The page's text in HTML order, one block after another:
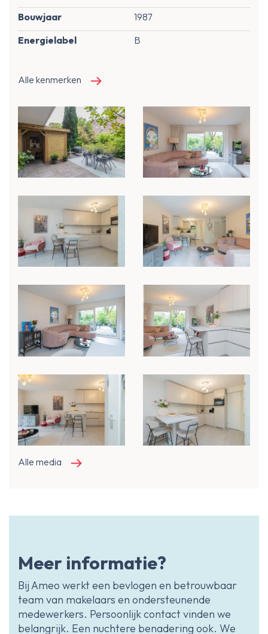
Bouwjaar
1987
Energielabel
B
Alle kenmerken
Alle media
Meer informatie?
Bij Ameo werkt een bevlogen en betrouwbaar
team van makelaars en ondersteunende
medewerkers. Persoonlijk contact vinden we
belangrijk. Een nuchtere benadering ook. We